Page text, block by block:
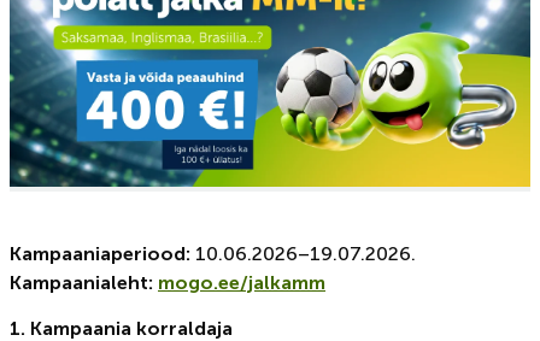
Kampaaniaperiood: 10.06.2026–19.07.2026.
Kampaanialeht: mogo.ee/jalkamm
1. Kampaania korraldaja